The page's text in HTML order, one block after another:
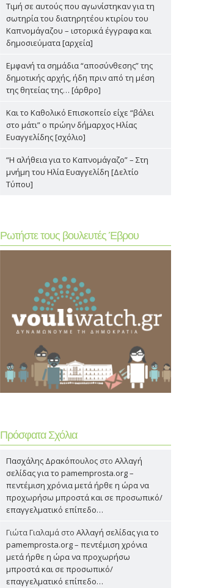
Τιμή σε αυτούς που αγωνίστηκαν για τη
σωτηρία του διατηρητέου κτιρίου του
Καπνομάγαζου – ιστορικά έγγραφα και
δημοσιεύματα [αρχεία]
Εμφανή τα σημάδια “αποσύνθεσης” της
δημοτικής αρχής, ήδη πριν από τη μέση
της θητείας της… [άρθρο]
Και το Καθολικό Επισκοπείο είχε “βάλει
στο μάτι” ο πρώην δήμαρχος Ηλίας
Ευαγγελίδης [σχόλιο]
“Η αλήθεια για το Καπνομάγαζο” – Στη
μνήμη του Ηλία Ευαγγελίδη [Δελτίο
Τύπου]
Ρωτήστε τους βουλευτές Έβρου
Πρόσφατα Σχόλια
Πασχάλης Δρακόπουλος στο Αλλαγή
σελίδας για το pamemprosta.org –
πεντέμιση χρόνια μετά ήρθε η ώρα να
προχωρήσω μπροστά και σε προσωπικό/
επαγγελματικό επίπεδο…
Γιώτα Γιαλαμά στο Αλλαγή σελίδας για το
pamemprosta.org – πεντέμιση χρόνια
μετά ήρθε η ώρα να προχωρήσω
μπροστά και σε προσωπικό/
επαγγελματικό επίπεδο…